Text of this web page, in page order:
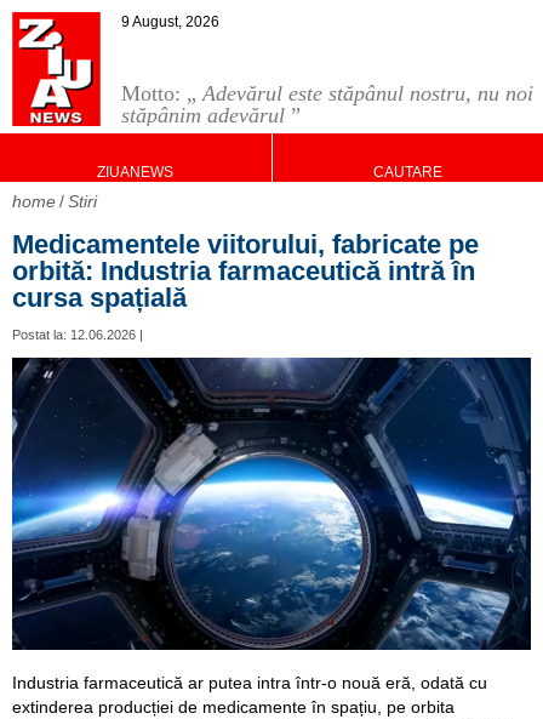
Motto: „Adevărul este stăpânul nostru, nu noi
stăpânim adevărul ”
9 August, 2026
ZIUANEWS CAUTARE
home Stiri
Medicamentele viitorului, fabricate pe
orbită: Industria farmaceutică intră în
cursa spațială
Postat la: 12.06.2026 |
Industria farmaceutică ar putea intra într-o nouă eră, odată cu
extinderea producției de medicamente în spațiu, pe orbita